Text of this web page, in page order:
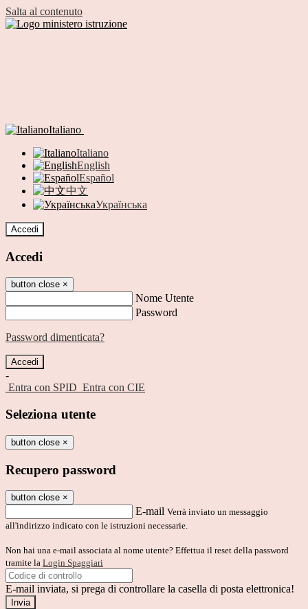
Salta al contenuto
Italiano
Italiano
English
Español
中文
Українська
Accedi
Accedi
button close ×
Nome Utente
Password
Password dimenticata?
-
Entra con SPID Entra con CIE
Seleziona utente
button close ×
Recupero password
button close ×
E-mail Verrà inviato un messaggio
all'indirizzo indicato con le istruzioni necessarie.
Non hai una e-mail associata al nome utente? Effettua il reset della password
tramite la Login Spaggiari
E-mail inviata, si prega di controllare la casella di posta elettronica!